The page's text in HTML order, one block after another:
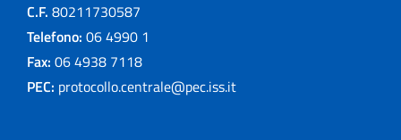
C.F. 80211730587
Telefono: 06 4990 1
Fax: 06 4938 7118
PEC: protocollo.centrale@pec.iss.it